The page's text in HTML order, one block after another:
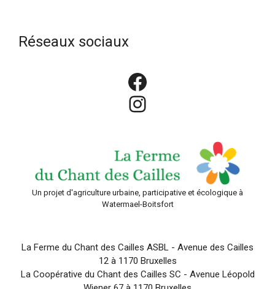
Réseaux sociaux
Facebook
Instagram
Un projet d'agriculture urbaine, participative et écologique à
Watermael-Boitsfort
La Ferme du Chant des Cailles ASBL - Avenue des Cailles
12 à 1170 Bruxelles
La Coopérative du Chant des Cailles SC - Avenue Léopold